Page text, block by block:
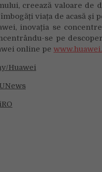
creează valoare
viața de acasă
inovația se
se pe
online pe
Huawei